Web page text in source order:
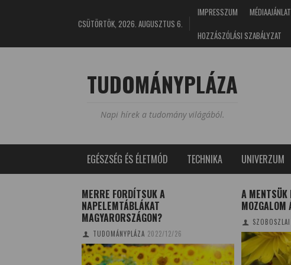
CSÜTÖRTÖK, 2026. AUGUSZTUS 6.
IMPRESSZUM MÉDIAAJÁNLAT
HOZZÁSZÓLÁSI SZABÁLYZAT
TUDOMÁNYPLÁZA
Napi hírek a tudomány világából.
EGÉSZSÉG ÉS ÉLETMÓD TECHNIKA UNIVERZUM
MERRE FORDÍTSUK A
NAPELEMTÁBLÁKAT
MAGYARORSZÁGON?
TUDOMÁNYPLÁZA 2022/12/26
A MENTSÜK
MOZGALOM